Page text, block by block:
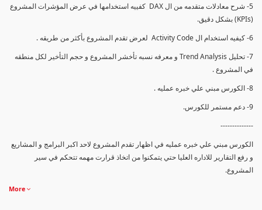
5- شرح معادلات متقدمه من ال DAX كفييه استخدامها في عرض المؤشرات المشروع
(KPIs) بشكل دقيق.
6- كيفيه استخدام ال Activity Code لعرض تقدم المشروع بأكثر من طريقه .
7- تحليل Trend Analysis و معرفه نسبه تأخشر المشروع و حجم التأخير لكل منطقه
في المشروع .
8- الكورس مبني علي خبره عمليه .
9- دعم مستمر للكورس.
--------------
الكورس مبني علي خبره عمليه في اظهار تقدم المشروع لاحد اكبر البرامج و المشاريع
و رفع التقارير للاداره العليا حتي يتمكنوا من اتخاذ قرارت مهمه تتحكم في سير
المشروع.
More